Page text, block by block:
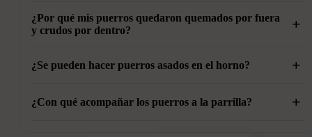
No siempre es necesario, pero hervirlos durante unos minutos
ayuda a obtener unos puerros más tiernos y uniformes,
¿Por qué mis puerros quedaron quemados por fuera
y crudos por dentro?
+
Normalmente ocurre cuando la parrilla está demasiado
interior tenga tiempo de volverse tierno antes de que el
¿Se pueden hacer puerros asados en el horno? +
Sí. Podemos cocinarlos en el horno a 200 °C hasta que estén
¿Con qué acompañar los puerros a la parrilla? +